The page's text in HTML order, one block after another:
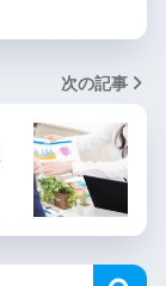
次の記事